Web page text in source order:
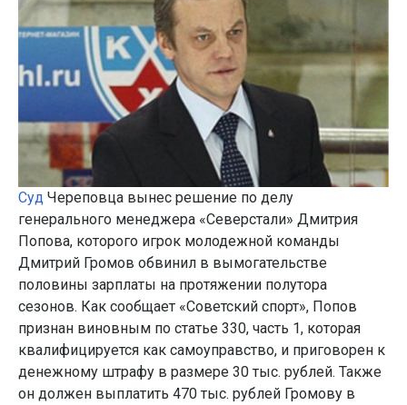
Суд Череповца вынес решение по делу
генерального менеджера «Северстали» Дмитрия
Попова, которого игрок молодежной команды
Дмитрий Громов обвинил в вымогательстве
половины зарплаты на протяжении полутора
сезонов. Как сообщает «Советский спорт», Попов
признан виновным по статье 330, часть 1, которая
квалифицируется как самоуправство, и приговорен к
денежному штрафу в размере 30 тыс. рублей. Также
он должен выплатить 470 тыс. рублей Громову в